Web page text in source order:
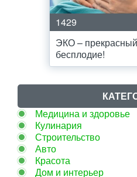
1429
ЭКО –
бесплодие!
Медицина и здоровье
Кулинария
Строительство
Авто
Красота
Дом и интерьер